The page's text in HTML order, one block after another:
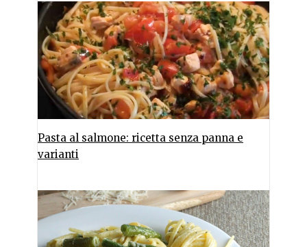
Pasta al salmone: ricetta senza panna e
varianti